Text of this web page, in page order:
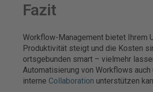
Fazit
Workflow-Management bietet Ihrem
Produktivität steigt und die Kosten
ortsgebunden smart – vielmehr
Automatisierung von Workflows
interne Collaboration unterstützen